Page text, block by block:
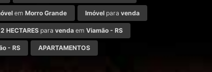
emMorro Grande Imóvelpara venda
HECTARESpara vendaem Viamão - RS
- RS APARTAMENTOS